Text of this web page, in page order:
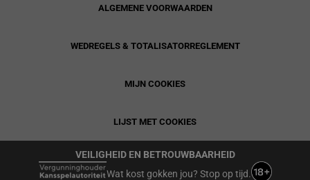
ALGEMENE VOORWAARDEN
WEDREGELS & TOTALISATORREGLEMENT
MIJN COOKIES
LIJST MET COOKIES
VEILIGHEID EN BETROUWBAARHEID
Wat kost gokken jou? Stop op tijd.